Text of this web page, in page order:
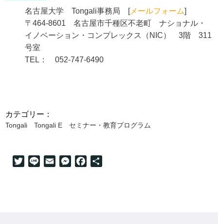
名古屋大学 Tongali事務局 [メールフォーム]
〒464-8601 名古屋市千種区不老町 ナショナル・
イノベーション・コンプレックス（NIC） 3階 311
号室
TEL： 052-747-6490
カテゴリー：
Tongali Tongali E セミナー・教育プログラム
TwitterLine Email Messenger
Facebook